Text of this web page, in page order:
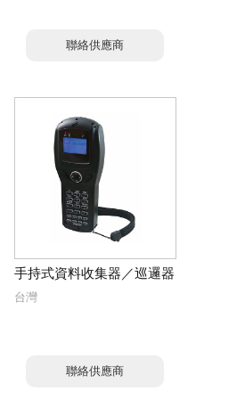
聯絡供應商
手持式資料收集器／巡邏器
台灣
聯絡供應商